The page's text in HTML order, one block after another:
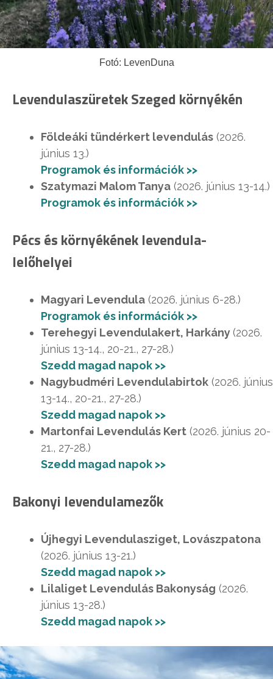
Fotó: LevenDuna
Levendulaszüretek Szeged környékén
Földeáki tündérkert levendulás (2026.
június 13.)
Programok és információk >>
Szatymazi Malom Tanya (2026. június 13-14.)
Programok és információk >>
Pécs és környékének levendula-
lelőhelyei
Magyari Levendula (2026. június 6-28.)
Programok és információk >>
Terehegyi Levendulakert, Harkány(2026.
június 13-14., 20-21., 27-28.)
Szedd magad napok >>
Nagybudméri Levendulabirtok (2026. június
13-14., 20-21., 27-28.)
Szedd magad napok >>
Martonfai Levendulás Kert (2026. június 20-
21., 27-28.)
Szedd magad napok >>
Bakonyi levendulamezők
Újhegyi Levendulasziget, Lovászpatona
(2026. június 13-21.)
Szedd magad napok >>
Lilaliget Levendulás Bakonyság (2026.
június 13-28.)
Szedd magad napok >>